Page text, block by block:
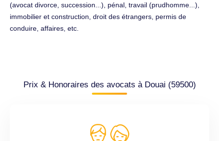
(avocat divorce, succession...), pénal, travail (prudhomme...),
immobilier et construction, droit des étrangers, permis de
conduire, affaires, etc.
Prix & Honoraires des avocats à Douai (59500)